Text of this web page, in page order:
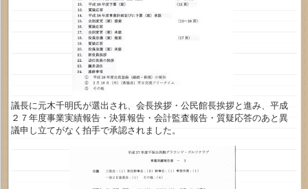
議長に元木千明氏が選出され、会長挨拶・公民館長挨拶と進み、平成
２７年度事業実績報告・決算報告・会計監査報告・質疑応答のあと異
議申し立てがなく拍手で承認されました。